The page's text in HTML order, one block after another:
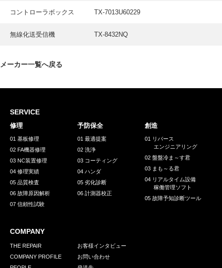
お客様インタビュー
RECRUIT
GREEN CHALLENGE
コントローラボックス TX-7013U60229
無線化送受信機 TX-8432NQ
メーカー一覧へ戻る
SERVICE
修理
01 基板修理
02 FA機器修理
03 NC装置修理
04 修理実績
05 品質検査
06 故障原因解析
07 信頼性試験
予防保全
01 最適提案
02 洗浄
03 コーティング
04 ハンダ
05 劣化診断
06 計測器校正
創造
01 リバース
エンジニアリング
02 盤盤冷ま～す君
03 まも～る君
04 リアルタイム設備
稼働管理ソフト
05 故障予知診断ツール
COMPANY
THE REPAIR
COMPANY PROFILE
お客様インタビュー
お問い合わせ